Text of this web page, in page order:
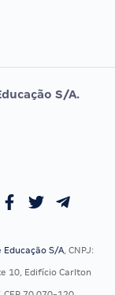
ORDEM
S/A.
Educação S/A, CNPJ:
10, Edifício Carlton